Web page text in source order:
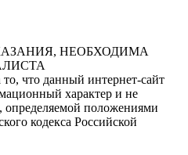
НЕОБХОДИМА
что данный интернет-сайт
характер и не
определяемой положениями
кодекса Российской